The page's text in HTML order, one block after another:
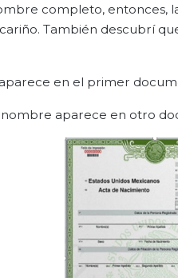
completo, entonces,
También descubrí
en el primer
aparece en otro